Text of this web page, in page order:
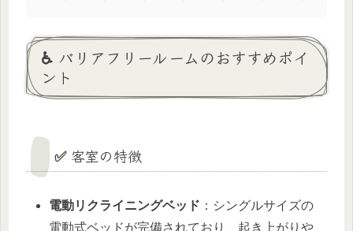
♿ バリアフリールームのおすすめポイ
ント
✅ 客室の特徴
電動リクライニングベッド ：シングルサイズの
電動式ベッドが完備されており、起き上がりや